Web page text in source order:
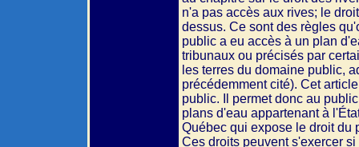
n'a pas accès aux rives; le
dessus. Ce sont des règles
public a eu accès à un plan
tribunaux ou précisés par
les terres du domaine public,
précédemment cité). Cet
public. Il permet donc au
plans d'eau appartenant à
Québec qui expose le droit du
Ces droits peuvent s'exercer